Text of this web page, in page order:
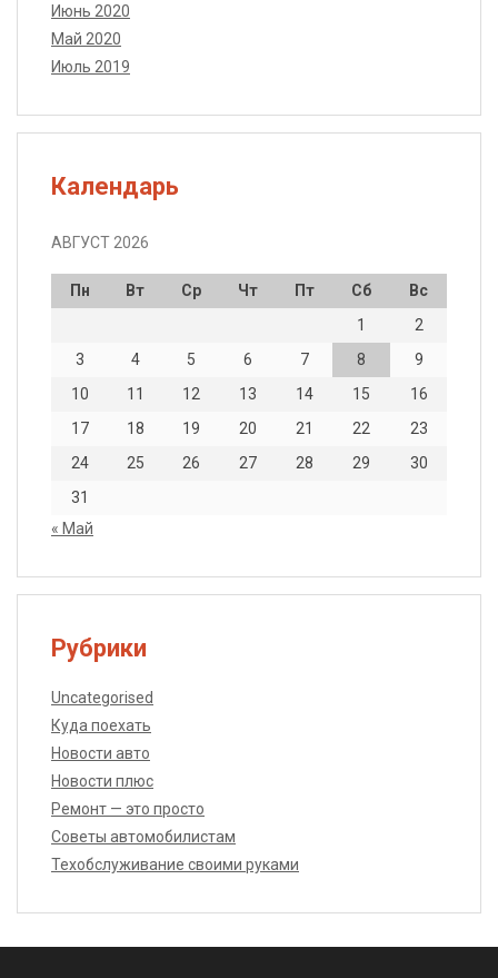
Июнь 2020
Май 2020
Июль 2019
Календарь
АВГУСТ 2026
Пн Вт Ср Чт Пт Сб
Вс
1
2
3
4 5 6 7 8
9
10
11 12 13 14 15
16
17
18 19 20 21 22
23
24
25 26 27 28 29
30
31
« Май
Рубрики
Uncategorised
Куда поехать
Новости авто
Новости плюс
Ремонт — это просто
Советы автомобилистам
Техобслуживание своими руками